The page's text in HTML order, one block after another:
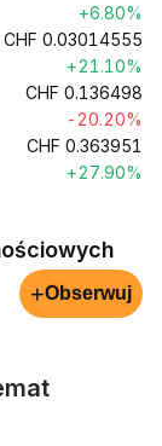
+6.80%
CHF 0.03014555
+21.10%
CHF 0.136498
-20.20%
CHF 0.363951
+27.90%
+Obserwuj